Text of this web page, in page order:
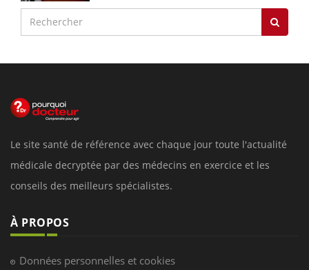
Le site santé de référence avec chaque jour toute l'actualité
médicale decryptée par des médecins en exercice et les
conseils des meilleurs spécialistes.
À PROPOS
Données personnelles et cookies